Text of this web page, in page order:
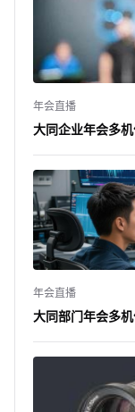
年会直播
大同企业年会多
年会直播
大同部门年会多